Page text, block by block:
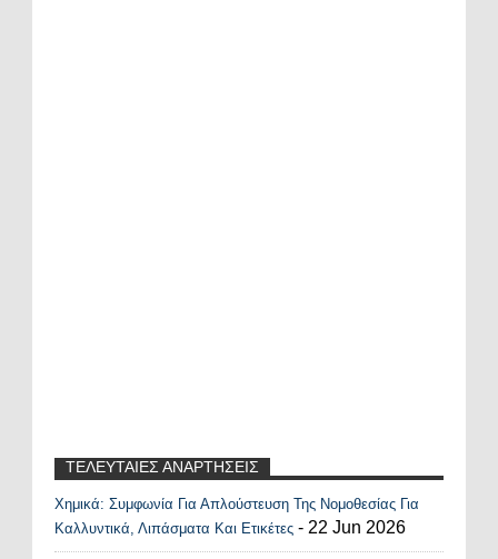
ΤΕΛΕΥΤΑΙΕΣ ΑΝΑΡΤΗΣΕΙΣ
Recent Posts Widget
Χημικά: Συμφωνία Για Απλούστευση Της Νομοθεσίας Για
Καλλυντικά, Λιπάσματα Και Ετικέτες - 22 Jun 2026